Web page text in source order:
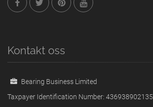
Kontakt oss
Bearing Business Limited
Taxpayer Identification Number: 436938902135